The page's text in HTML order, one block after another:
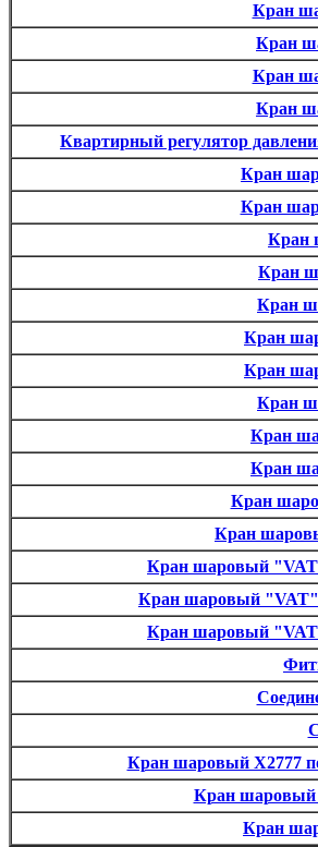
Кран
Кран
Кран
Кран
Квартирный регулятор
Кран
Кран
Кран
Кран
Кран
Кран
Кран
Кран
Кран
Кран
Кран
Кран
Кран шаровый
Кран шаровый
Кран шаровый
Кран шаровый Х2777
Кран шаровый
Кран